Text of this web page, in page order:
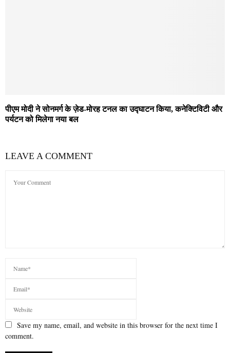
पीएम मोदी ने सोनमर्ग के ज़ेड-मोरह टनल का उद्घाटन किया, कनेक्टिविटी और
पर्यटन को मिलेगा नया बल
LEAVE A COMMENT
Save my name, email, and website in this browser for the next time I
comment.